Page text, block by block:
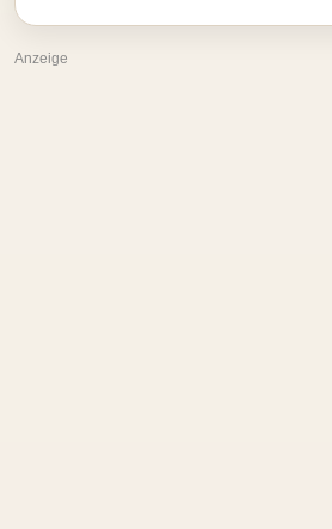
Anzeige